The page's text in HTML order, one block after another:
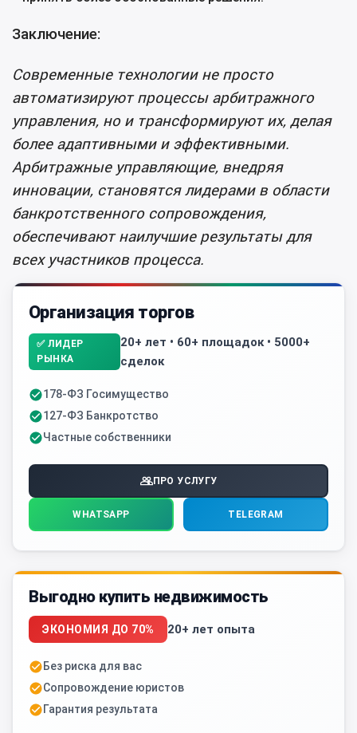
Заключение:
Современные технологии не просто
автоматизируют процессы арбитражного
управления, но и трансформируют их, делая
более адаптивными и эффективными.
Арбитражные управляющие, внедряя
инновации, становятся лидерами в области
банкротственного сопровождения,
обеспечивают наилучшие результаты для
всех участников процесса.
Организация торгов
✅ ЛИДЕР
РЫНКА
20+ лет • 60+ площадок • 5000+
сделок
178-ФЗ Госимущество
127-ФЗ Банкротство
Частные собственники
ПРО УСЛУГУ
WHATSAPP TELEGRAM
Выгодно купить недвижимость
ЭКОНОМИЯ ДО 70% 20+ лет опыта
Без риска для вас
Сопровождение юристов
Гарантия результата